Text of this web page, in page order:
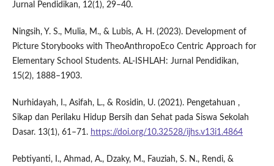
Jurnal Pendidikan, 12(1), 29–40.
Ningsih, Y. S., Mulia, M., & Lubis, A. H. (2023). Development of
Picture Storybooks with TheoAnthropoEco Centric Approach for
Elementary School Students. AL-ISHLAH: Jurnal Pendidikan,
15(2), 1888–1903.
Nurhidayah, I., Asifah, L., & Rosidin, U. (2021). Pengetahuan ,
Sikap dan Perilaku Hidup Bersih dan Sehat pada Siswa Sekolah
Dasar. 13(1), 61–71. https://doi.org/10.32528/ijhs.v13i1.4864
Pebtiyanti, I., Ahmad, A., Dzaky, M., Fauziah, S. N., Rendi, &